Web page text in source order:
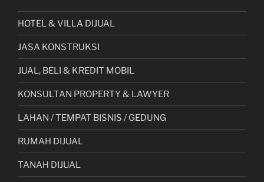
HOTEL & VILLA DIJUAL
JASA KONSTRUKSI
JUAL, BELI & KREDIT MOBIL
KONSULTAN PROPERTY & LAWYER
LAHAN / TEMPAT BISNIS / GEDUNG
RUMAH DIJUAL
TANAH DIJUAL